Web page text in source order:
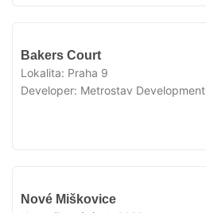
Bakers Court
Lokalita: Praha 9
Developer: Metrostav Development
Nové Miškovice